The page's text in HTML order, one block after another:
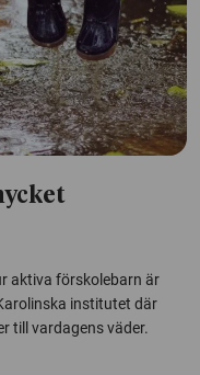
aktiva förskolebarn är
institutet där
till vardagens väder.